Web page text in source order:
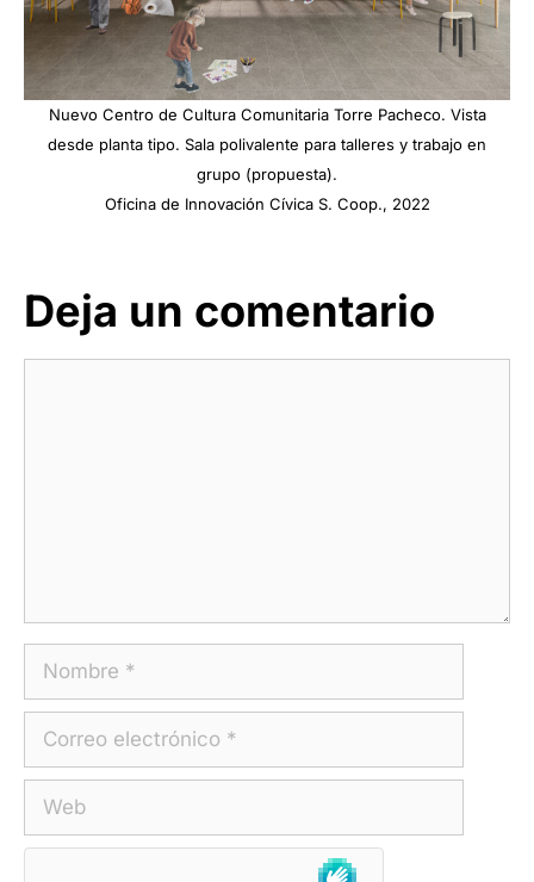
Nuevo Centro de Cultura Comunitaria Torre Pacheco. Vista
desde planta tipo. Sala polivalente para talleres y trabajo en
grupo (propuesta).
Oficina de Innovación Cívica S. Coop., 2022
Deja un comentario